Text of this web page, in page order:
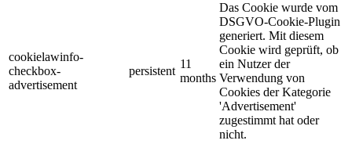
cookielawinfo-
checkbox-
advertisement
persistent
11
months
Das Cookie wurde vom
DSGVO-Cookie-Plugin
generiert. Mit diesem
Cookie wird geprüft, ob
ein Nutzer der
Verwendung von
Cookies der Kategorie
'Advertisement'
zugestimmt hat oder
nicht.